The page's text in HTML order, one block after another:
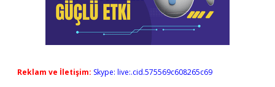
Reklam ve İletişim: Skype: live:.cid.575569c608265c69